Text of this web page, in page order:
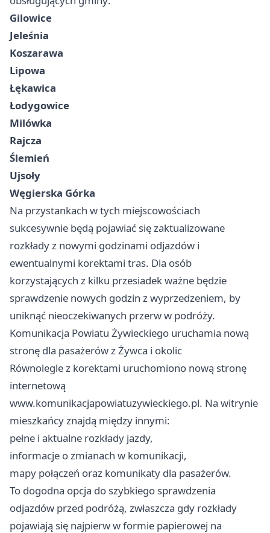
Gilowice
Jeleśnia
Koszarawa
Lipowa
Łękawica
Łodygowice
Milówka
Rajcza
Ślemień
Ujsoły
Węgierska Górka
Na przystankach w tych miejscowościach
sukcesywnie będą pojawiać się zaktualizowane
rozkłady z nowymi godzinami odjazdów i
ewentualnymi korektami tras. Dla osób
korzystających z kilku przesiadek ważne będzie
sprawdzenie nowych godzin z wyprzedzeniem, by
uniknąć nieoczekiwanych przerw w podróży.
Komunikacja Powiatu Żywieckiego uruchamia nową
stronę dla pasażerów z Żywca i okolic
Równolegle z korektami uruchomiono nową stronę
internetową
www.komunikacjapowiatuzywieckiego.pl. Na witrynie
mieszkańcy znajdą między innymi:
pełne i aktualne rozkłady jazdy,
informacje o zmianach w komunikacji,
mapy połączeń oraz komunikaty dla pasażerów.
To dogodna opcja do szybkiego sprawdzenia
odjazdów przed podróżą, zwłaszcza gdy rozkłady
pojawiają się najpierw w formie papierowej na